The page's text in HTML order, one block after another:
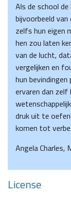
Als de school
bijvoorbeeld
zelfs hun eigen
hen zou laten
van de lucht,
vergelijken en
hun
ervaren dan
druk uit te
komen tot
Angela Charles,
License